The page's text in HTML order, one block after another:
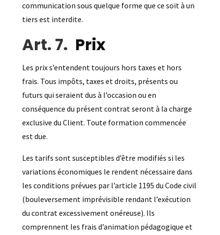
communication sous quelque forme que ce soit à un
tiers est interdite.
Prix
Les prix s’entendent toujours hors taxes et hors
frais. Tous impôts, taxes et droits, présents ou
futurs qui seraient dus à l’occasion ou en
conséquence du présent contrat seront à la charge
exclusive du Client. Toute formation commencée
est due.
Les tarifs sont susceptibles d’être modifiés si les
variations économiques le rendent nécessaire dans
les conditions prévues par l’article 1195 du Code civil
(bouleversement imprévisible rendant l’exécution
du contrat excessivement onéreuse). Ils
comprennent les frais d’animation pédagogique et